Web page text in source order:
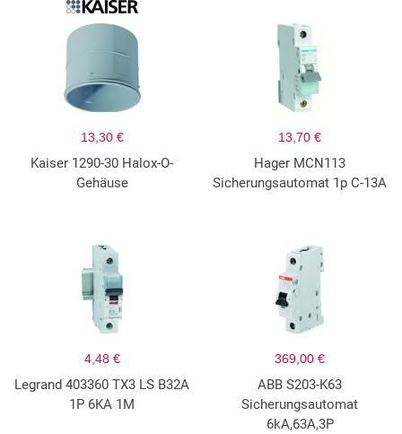
13,30 €
Kaiser 1290-30 Halox-O-
Gehäuse
13,70 €
Hager MCN113
Sicherungsautomat 1p C-13A
4,48 €
Legrand 403360 TX3 LS B32A
1P 6KA 1M
369,00 €
ABB S203-K63
Sicherungsautomat
6kA,63A,3P